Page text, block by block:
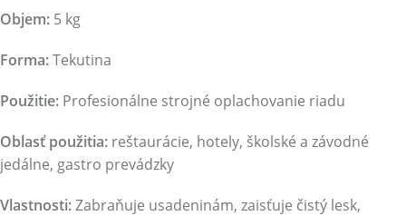
Objem: 5 kg
Forma:Tekutina
Použitie: Profesionálne strojné oplachovanie riadu
Oblasť použitia: reštaurácie, hotely, školské a závodné
jedálne, gastro prevádzky
Vlastnosti:Zabraňuje usadeninám, zaisťuje čistý lesk,